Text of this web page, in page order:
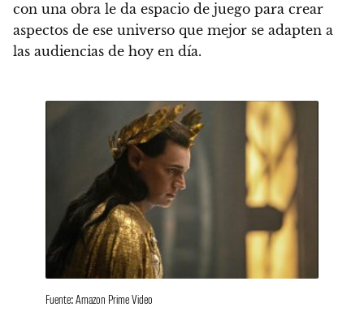
con una obra le da espacio de juego para crear
aspectos de ese universo que mejor se adapten a
las audiencias de hoy en día.
Fuente: Amazon Prime Video